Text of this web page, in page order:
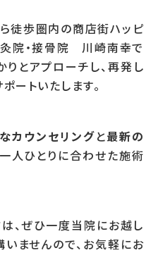
徒歩圏内の商店街ハッピ
院・接骨院 川崎南幸で
とアプローチし、再発し
ートいたします。
カウンセリングと最新の
人ひとりに合わせた施術
、ぜひ一度当院にお越し
ませんので、お気軽にお